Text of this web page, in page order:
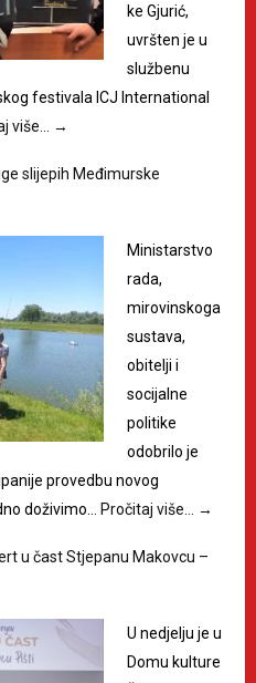
ke Gjurić,
uvršten je u
službenu
festivala ICJ International
više… →
slijepih Međimurske
Ministarstvo
rada,
mirovinskoga
sustava,
obitelji i
socijalne
politike
odobrilo je
provedbu novog
doživimo…
Pročitaj više… →
u čast Stjepanu Makovcu –
U nedjelju je u
Domu kulture